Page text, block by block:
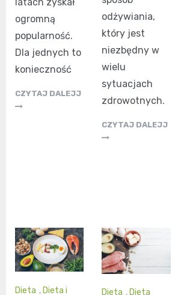
ogromną
popularność.
Dla jednych to
konieczność
CZYTAJ DALEJJ
odżywiania,
który jest
niezbędny w
wielu
sytuacjach
zdrowotnych.
CZYTAJ DALEJJ
Dieta , Dieta i
Dieta , Dieta